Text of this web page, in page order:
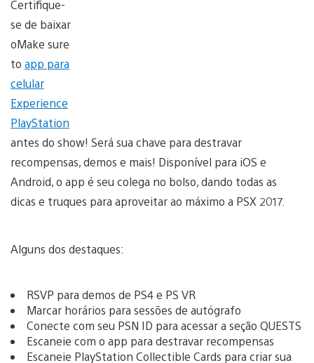
Certifique-
se de baixar
oMake sure
to app para
celular
Experience
PlayStation
antes do show! Será sua chave para destravar
recompensas, demos e mais! Disponível para iOS e
Android, o app é seu colega no bolso, dando todas as
dicas e truques para aproveitar ao máximo a PSX 2017.
Alguns dos destaques:
RSVP para demos de PS4 e PS VR
Marcar horários para sessões de autógrafo
Conecte com seu PSN ID para acessar a seção QUESTS
Escaneie com o app para destravar recompensas
Escaneie PlayStation Collectible Cards para criar sua